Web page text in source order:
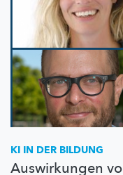
KI IN DER BILDUNG
Auswirkungen